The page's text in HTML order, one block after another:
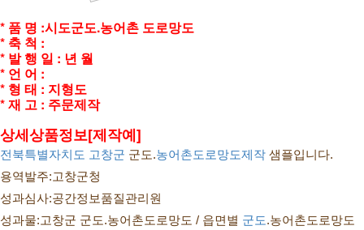
* 품 명 :시도군도.농어촌 도로망도
* 축 척 :
* 발 행 일 : 년 월
* 언 어 :
* 형 태 : 지형도
* 재 고 : 주문제작
상세상품정보[제작예]
전북특별자치도 고창군 군도.농어촌도로망도제작 샘플입니다.
용역발주:고창군청
성과심사:공간정보품질관리원
성과물:고창군 군도.농어촌도로망도 / 읍면별 군도.농어촌도로망도